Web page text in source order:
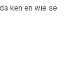
ken en wie se